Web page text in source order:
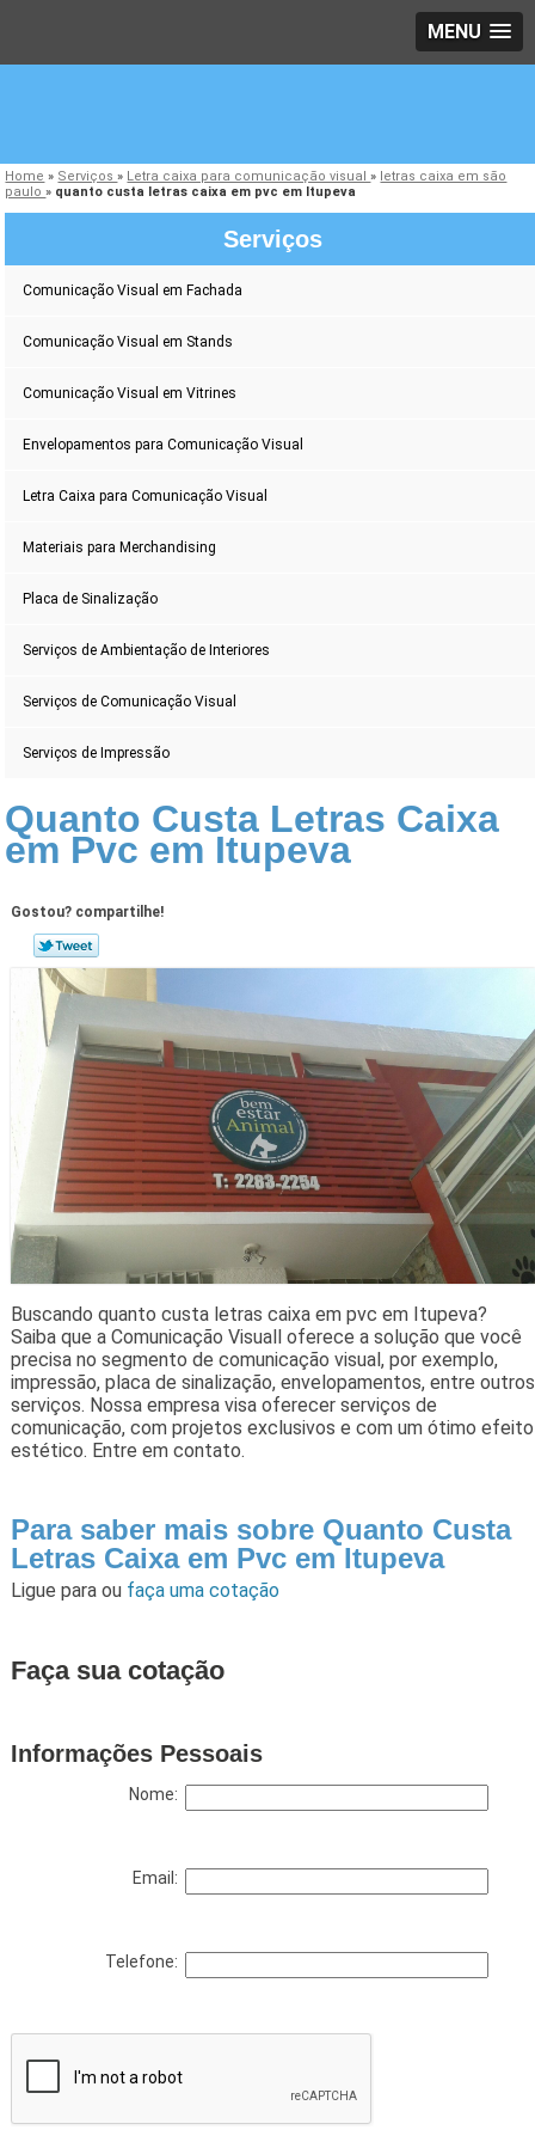
MENU
Home » Serviços» Letra caixa para comunicação visual» letras caixa em são
paulo» quanto custa letras caixa em pvc em Itupeva
Serviços
Comunicação Visual em Fachada
Comunicação Visual em Stands
Comunicação Visual em Vitrines
Envelopamentos para Comunicação Visual
Letra Caixa para Comunicação Visual
Materiais para Merchandising
Placa de Sinalização
Serviços de Ambientação de Interiores
Serviços de Comunicação Visual
Serviços de Impressão
Quanto Custa Letras Caixa
em Pvc em Itupeva
Gostou? compartilhe!
Buscando quanto custa letras caixa em pvc em Itupeva?
Saiba que a Comunicação Visuall oferece a solução que você
precisa no segmento de comunicação visual, por exemplo,
impressão, placa de sinalização, envelopamentos, entre outros
serviços. Nossa empresa visa oferecer serviços de
comunicação, com projetos exclusivos e com um ótimo efeito
estético. Entre em contato.
Para saber mais sobre Quanto Custa
Letras Caixa em Pvc em Itupeva
Ligue para ou faça uma cotação
Faça sua cotação
Informações Pessoais
Nome:
Email:
Telefone: